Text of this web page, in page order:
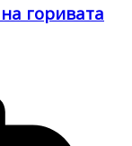
горивата